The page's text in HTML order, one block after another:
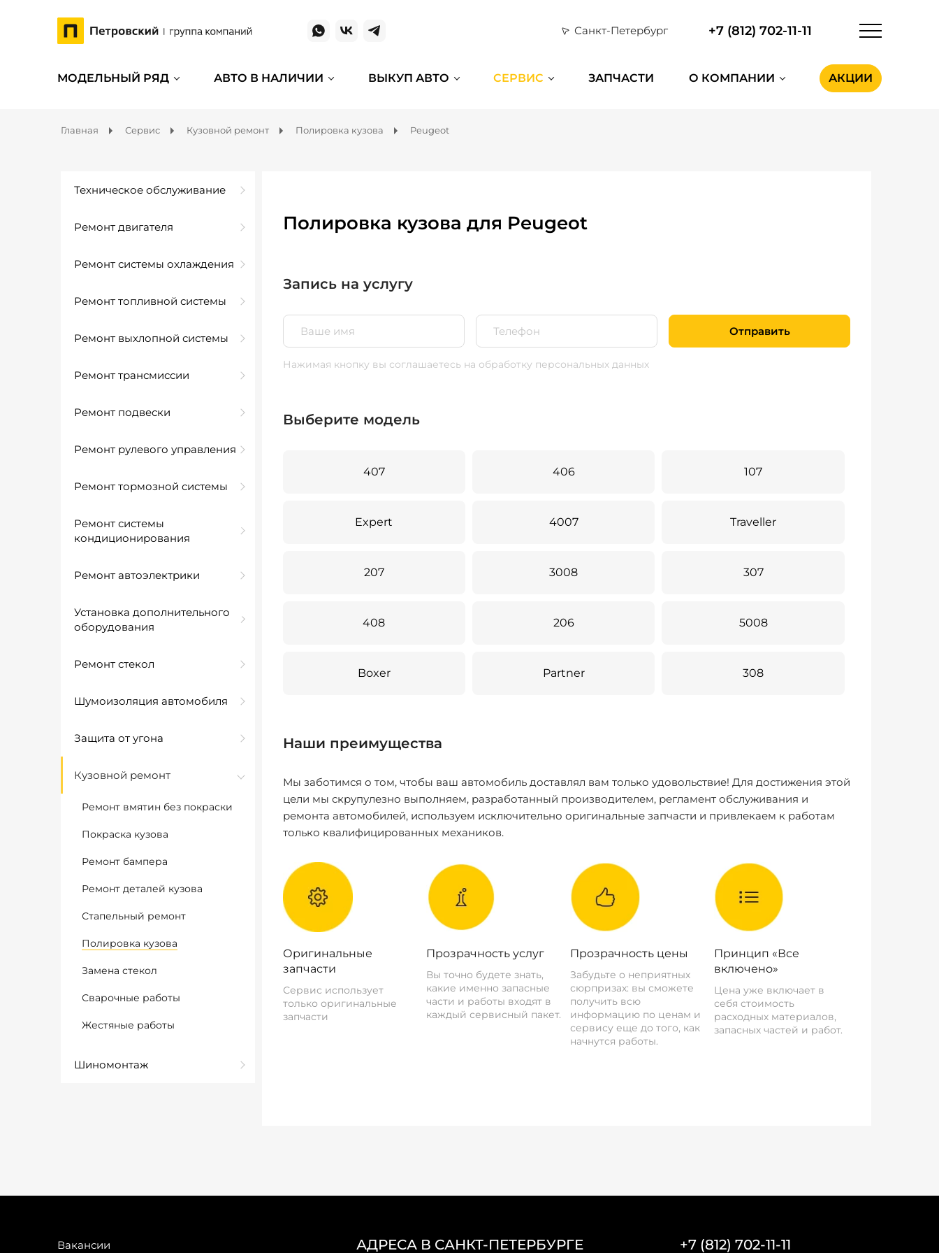
Санкт-Петербург +7 (812) 702-11-11
МОДЕЛЬНЫЙ РЯД АВТО В НАЛИЧИИ ВЫКУП АВТО СЕРВИС ЗАПЧАСТИ О КОМПАНИИ АКЦИИ
Главная Сервис Кузовной ремонт Полировка кузова Peugeot
Техническое обслуживание
Ремонт двигателя
Ремонт системы охлаждения
Ремонт топливной системы
Ремонт выхлопной системы
Ремонт трансмиссии
Ремонт подвески
Ремонт рулевого управления
Ремонт тормозной системы
Ремонт системы
кондиционирования
Ремонт автоэлектрики
Установка дополнительного
оборудования
Ремонт стекол
Шумоизоляция автомобиля
Защита от угона
Кузовной ремонт
Ремонт вмятин без покраски
Покраска кузова
Ремонт бампера
Ремонт деталей кузова
Стапельный ремонт
Полировка кузова
Замена стекол
Сварочные работы
Жестяные работы
Шиномонтаж
Полировка кузова для Peugeot
Запись на услугу
Отправить
Нажимая кнопку вы соглашаетесь на обработку персональных данных
Выберите модель
407 406 107
Expert 4007 Traveller
207 3008 307
408 206 5008
Boxer Partner 308
Наши преимущества
Мы заботимся о том, чтобы ваш автомобиль доставлял вам только удовольствие! Для достижения этой
цели мы скрупулезно выполняем, разработанный производителем, регламент обслуживания и
ремонта автомобилей, используем исключительно оригинальные запчасти и привлекаем к работам
только квалифицированных механиков.
Оригинальные
запчасти
Сервис использует
только оригинальные
запчасти
Прозрачность услуг
Вы точно будете знать,
какие именно запасные
части и работы входят в
каждый сервисный пакет.
Прозрачность цены
Забудьте о неприятных
сюрпризах: вы сможете
получить всю
информацию по ценам и
сервису еще до того, как
начнутся работы.
Принцип «Все
включено»
Цена уже включает в
себя стоимость
расходных материалов,
запасных частей и работ.
Вакансии АДРЕСА В САНКТ-ПЕТЕРБУРГЕ +7 (812) 702-11-11